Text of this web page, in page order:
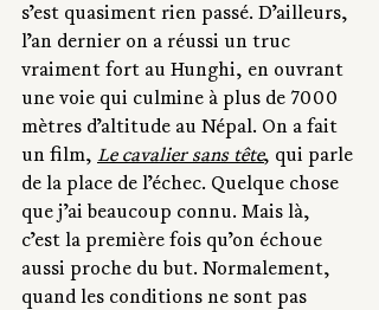
s’est quasiment rien passé. D’ailleurs,
l’an dernier on a réussi un truc
vraiment fort au Hunghi, en ouvrant
une voie qui culmine à plus de 7000
mètres d’altitude au Népal. On a fait
un film, Le cavalier sans tête, qui parle
de la place de l’échec. Quelque chose
que j’ai beaucoup connu. Mais là,
c’est la première fois qu’on échoue
aussi proche du but. Normalement,
quand les conditions ne sont pas